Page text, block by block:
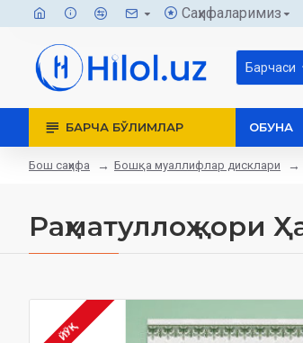
Саҳифаларимиз
Барчаси
БАРЧА БЎЛИМЛАР ОБУНА
Бош саҳифа Бошқа муаллифлар дисклари
Раҳматуллоҳ
ЙЎҚ